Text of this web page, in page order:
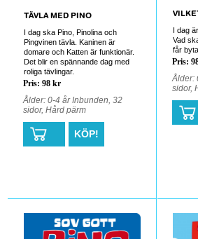
TÄVLA MED PINO
I dag ska Pino, Pinolina och
Pingvinen tävla. Kaninen är
domare och Katten är funktionär.
Det blir en spännande dag med
roliga tävlingar.
Pris: 98 kr
Ålder: 0-4 år Inbunden, 32
sidor, Hård pärm
KÖP!
I dag
Vad
får
Pris:
Ålder:
sidor,